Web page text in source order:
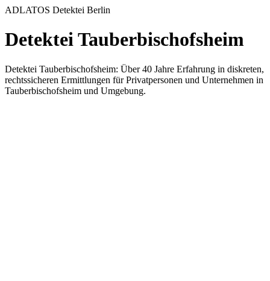
ADLATOS Detektei Berlin
Detektei Tauberbischofsheim
Detektei Tauberbischofsheim: Über 40 Jahre Erfahrung in diskreten,
rechtssicheren Ermittlungen für Privatpersonen und Unternehmen in
Tauberbischofsheim und Umgebung.